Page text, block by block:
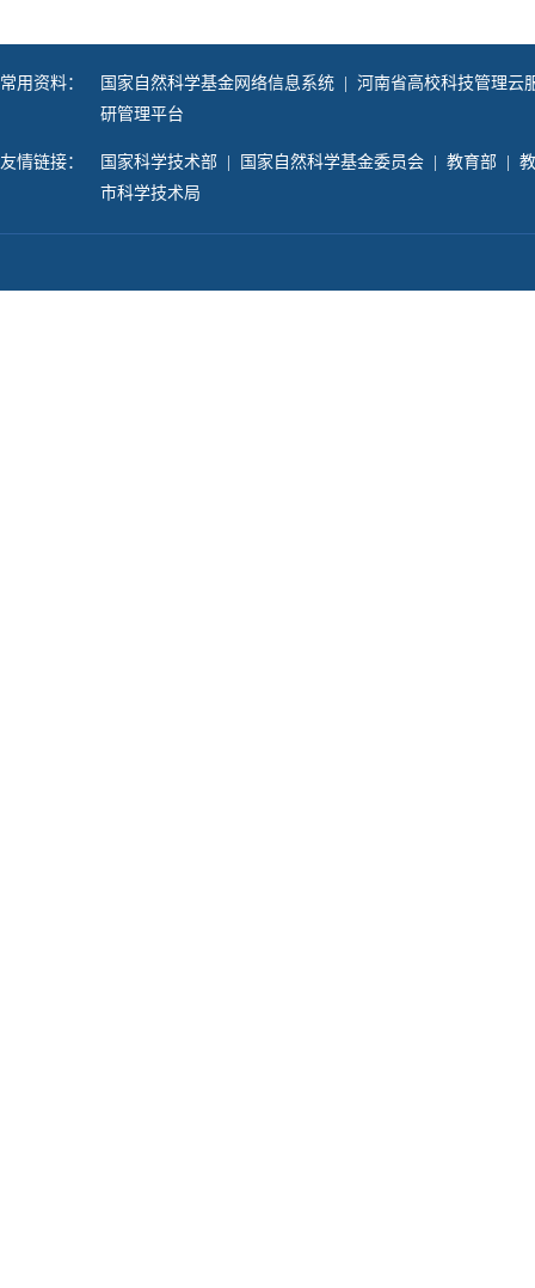
常用资料： 国家自然科学基金网络信息系统
河南省高校科技管理
研管理平台
友情链接： 国家科学技术部 国家自然科学基金委员会 教育部
市科学技术局